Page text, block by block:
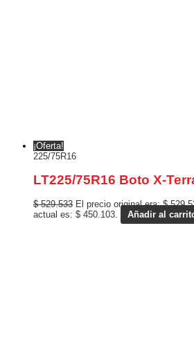
¡Oferta!
225/75R16
LT225/75R16 Boto X-
$529.533 El precio original era: $
actual es: $ 450.103.
Añadir al